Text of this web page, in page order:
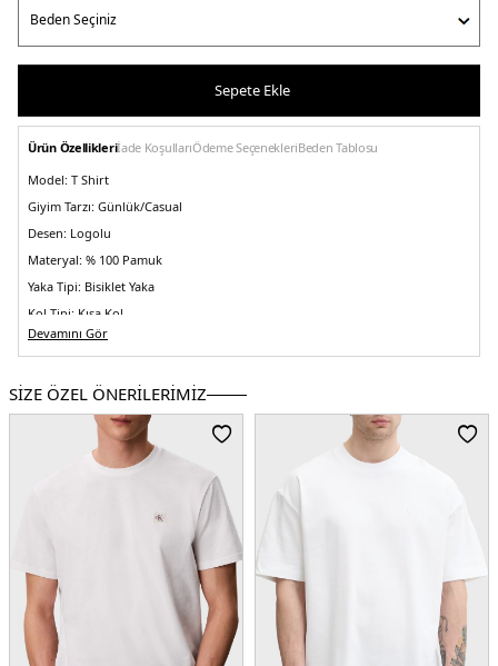
Sepete Ekle
Ürün Özellikleriİade KoşullarıÖdeme SeçenekleriBeden Tablosu
Model: T Shirt
Giyim Tarzı: Günlük/Casual
Desen: Logolu
Materyal: % 100 Pamuk
Yaka Tipi: Bisiklet Yaka
Kol Tipi: Kısa Kol
Kumaş Tipi:Belirtilmemiş
Kalıp Bilgisi:Regular Fit
Yaş Grubu:Yetişkin
Hindistan
5DE1LV04RB824GTO2.03
Devamını Gör
SİZE ÖZEL ÖNERİLERİMİZ